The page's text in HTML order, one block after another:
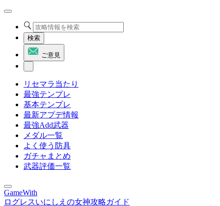
検索
ご意見
リセマラ当たり
最強テンプレ
基本テンプレ
最新アプデ情報
最強Add武器
メダル一覧
よく使う防具
ガチャまとめ
武器評価一覧
GameWith
ログレスいにしえの女神攻略ガイド